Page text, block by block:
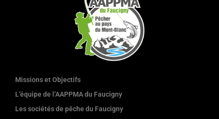
Missions et Objectifs
L’équipe de l’AAPPMA du Faucigny
Les sociétés de pêche du Faucigny